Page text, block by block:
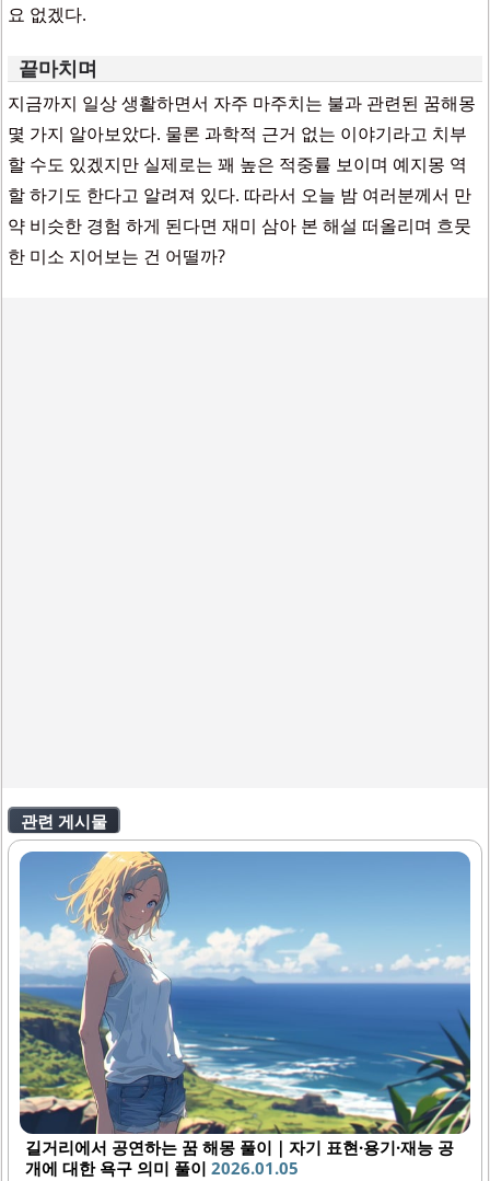
요 없겠다.
끝마치며
지금까지 일상 생활하면서 자주 마주치는 불과 관련된 꿈해몽
몇 가지 알아보았다. 물론 과학적 근거 없는 이야기라고 치부
할 수도 있겠지만 실제로는 꽤 높은 적중률 보이며 예지몽 역
할 하기도 한다고 알려져 있다. 따라서 오늘 밤 여러분께서 만
약 비슷한 경험 하게 된다면 재미 삼아 본 해설 떠올리며 흐뭇
한 미소 지어보는 건 어떨까?
관련 게시물
길거리에서 공연하는 꿈 해몽 풀이｜자기 표현·용기·재능 공
개에 대한 욕구 의미 풀이 2026.01.05